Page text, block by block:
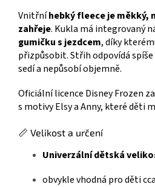
Vnitřníhebký fleece je měkký,
zahřeje. Kukla má integrovaný
gumičku s jezdcem, díky
přizpůsobit. Střih odpovídá spíše
sedí a nepůsobí objemně.
Oficiální licence Disney Frozen
s motivy Elsy a Anny, které děti
📏 Velikost a určení
Univerzální dětská
obvykle vhodná pro děti cca